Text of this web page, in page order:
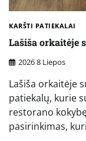
KARŠTI PATIEKALAI
Lašiša orkaitėje
2026 8 Liepos
Lašiša orkaitėje
patiekalų, kurie
restorano
pasirinkimas,